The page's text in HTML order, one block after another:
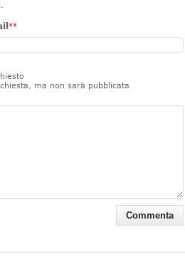
**
ma non sarà pubblicata